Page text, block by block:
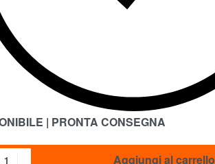
| PRONTA CONSEGNA
Aggiungi al carrello